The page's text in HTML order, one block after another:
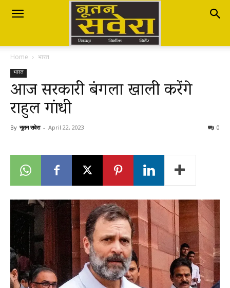
Nutan
Savera
नूतन
Breaking
News
Home भारत
भारत
आज सरकारी बंगला खाली करेंगे
राहुल गांधी
By नूतन सवेरा - April 22, 2023 0